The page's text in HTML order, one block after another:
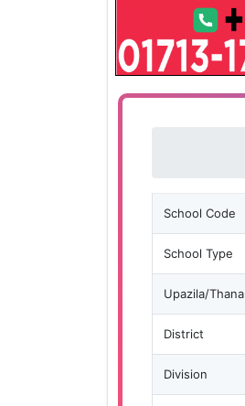
School Code
School Type
Upazila/Thana
District
Division